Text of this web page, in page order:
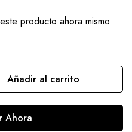
producto ahora mismo
Añadir al carrito
Ahora